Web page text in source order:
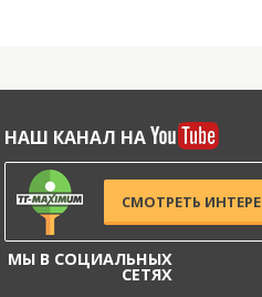
НАШ КАНАЛ НА
СМОТРЕТЬ
МЫ В СОЦИАЛЬНЫХ
СЕТЯХ